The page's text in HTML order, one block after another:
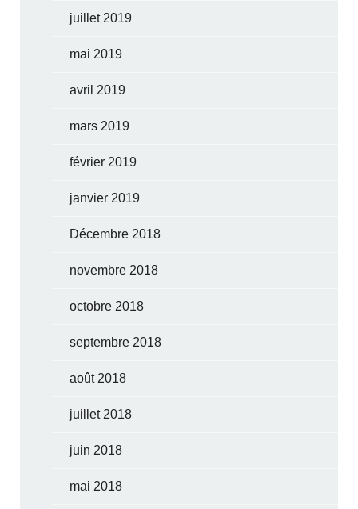
juillet 2019
mai 2019
avril 2019
mars 2019
février 2019
janvier 2019
Décembre 2018
novembre 2018
octobre 2018
septembre 2018
août 2018
juillet 2018
juin 2018
mai 2018